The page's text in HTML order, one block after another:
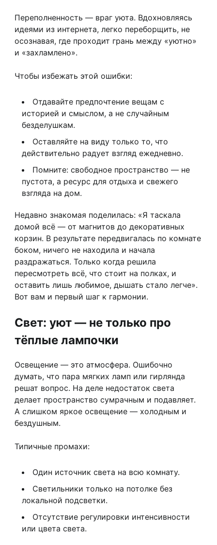
Переполненность — враг уюта. Вдохновляясь
идеями из интернета, легко переборщить, не
осознавая, где проходит грань между «уютно»
и «захламлено».
Чтобы избежать этой ошибки:
Отдавайте предпочтение вещам с
историей и смыслом, а не случайным
безделушкам.
Оставляйте на виду только то, что
действительно радует взгляд ежедневно.
Помните: свободное пространство — не
пустота, а ресурс для отдыха и свежего
взгляда на дом.
Недавно знакомая поделилась: «Я таскала
домой всё — от магнитов до декоративных
корзин. В результате передвигалась по комнате
боком, ничего не находила и начала
раздражаться. Только когда решила
пересмотреть всё, что стоит на полках, и
оставить лишь любимое, дышать стало легче».
Вот вам и первый шаг к гармонии.
Свет: уют — не только про
тёплые лампочки
Освещение — это атмосфера. Ошибочно
думать, что пара мягких ламп или гирлянда
решат вопрос. На деле недостаток света
делает пространство сумрачным и подавляет.
А слишком яркое освещение — холодным и
бездушным.
Типичные промахи:
Один источник света на всю комнату.
Светильники только на потолке без
локальной подсветки.
Отсутствие регулировки интенсивности
или цвета света.